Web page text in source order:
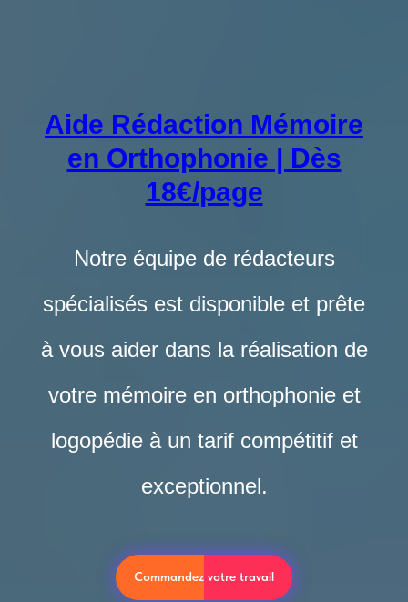
Aide Rédaction Mémoire
en Orthophonie | Dès
18€/page
Notre équipe de rédacteurs
spécialisés est disponible et prête
à vous aider dans la réalisation de
votre mémoire en orthophonie et
logopédie à un tarif compétitif et
exceptionnel.
Commandez votre travail